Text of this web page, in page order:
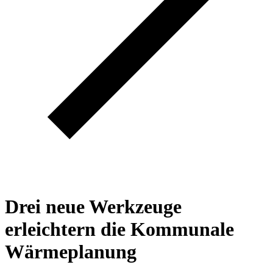
Drei neue Werkzeuge
erleichtern die Kommunale
Wärmeplanung